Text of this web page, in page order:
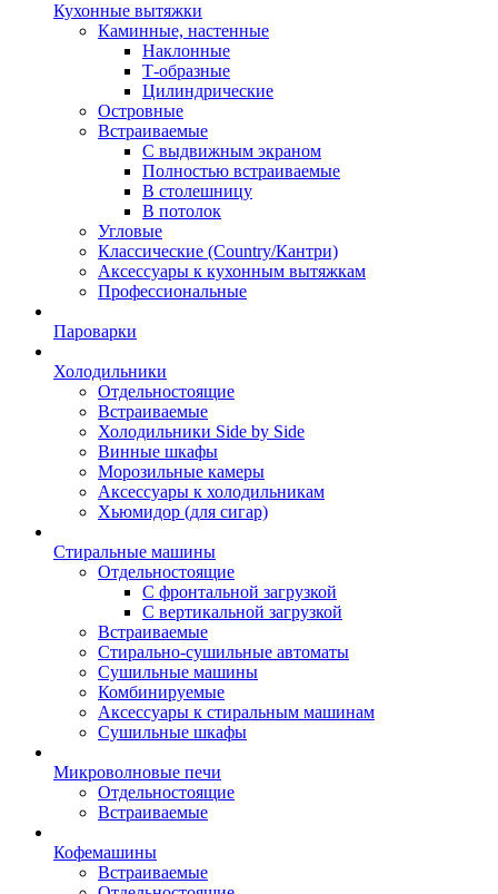
Кухонные вытяжки
Каминные, настенные
Наклонные
Т-образные
Цилиндрические
Островные
Встраиваемые
С выдвижным экраном
Полностью встраиваемые
В столешницу
В потолок
Угловые
Классические (Country/Кантри)
Аксессуары к кухонным вытяжкам
Профессиональные
Пароварки
Холодильники
Отдельностоящие
Встраиваемые
Холодильники Side by Side
Винные шкафы
Морозильные камеры
Аксессуары к холодильникам
Хьюмидор (для сигар)
Стиральные машины
Отдельностоящие
С фронтальной загрузкой
С вертикальной загрузкой
Встраиваемые
Стирально-сушильные автоматы
Сушильные машины
Комбинируемые
Аксессуары к стиральным машинам
Сушильные шкафы
Микроволновые печи
Отдельностоящие
Встраиваемые
Кофемашины
Встраиваемые